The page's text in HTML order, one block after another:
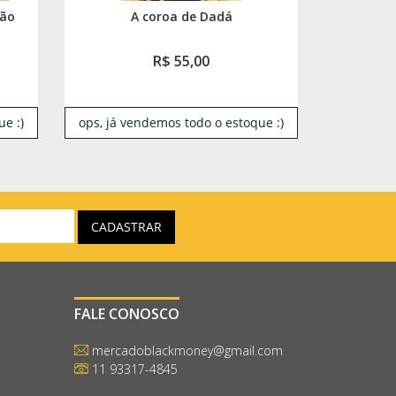
:)
A coroa de Dadá
R$ 55,00
ops, já vendemos todo o estoque :)
FALE CONOSCO
mercadoblackmoney@gmail.com
11 93317-4845